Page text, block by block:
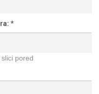
*
pored